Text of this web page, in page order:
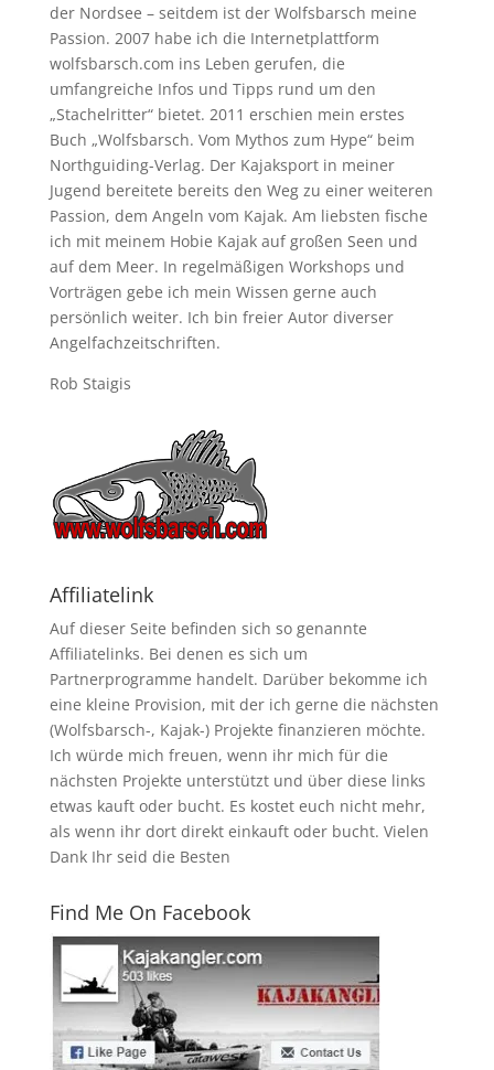
der Nordsee – seitdem ist der Wolfsbarsch meine
Passion. 2007 habe ich die Internetplattform
wolfsbarsch.com ins Leben gerufen, die
umfangreiche Infos und Tipps rund um den
„Stachelritter“ bietet. 2011 erschien mein erstes
Buch „Wolfsbarsch. Vom Mythos zum Hype“ beim
Northguiding-Verlag. Der Kajaksport in meiner
Jugend bereitete bereits den Weg zu einer weiteren
Passion, dem Angeln vom Kajak. Am liebsten fische
ich mit meinem Hobie Kajak auf großen Seen und
auf dem Meer. In regelmäßigen Workshops und
Vorträgen gebe ich mein Wissen gerne auch
persönlich weiter. Ich bin freier Autor diverser
Angelfachzeitschriften.
Rob Staigis
Affiliatelink
Auf dieser Seite befinden sich so genannte
Affiliatelinks. Bei denen es sich um
Partnerprogramme handelt. Darüber bekomme ich
eine kleine Provision, mit der ich gerne die nächsten
(Wolfsbarsch-, Kajak-) Projekte finanzieren möchte.
Ich würde mich freuen, wenn ihr mich für die
nächsten Projekte unterstützt und über diese links
etwas kauft oder bucht. Es kostet euch nicht mehr,
als wenn ihr dort direkt einkauft oder bucht. Vielen
Dank Ihr seid die Besten
Find Me On Facebook